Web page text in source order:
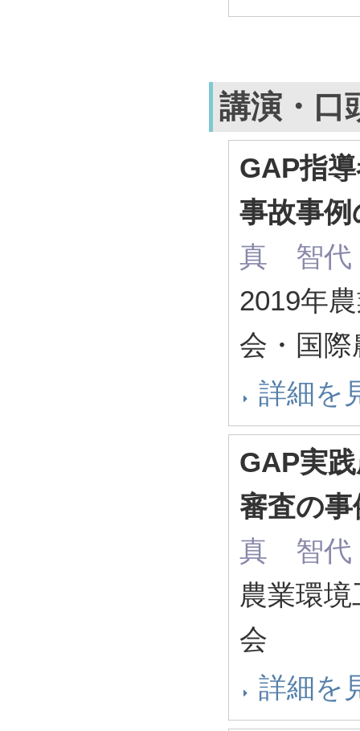
講演・口
GAP指
事故事
真 智代
2019年
会・国
詳細を
GAP実
審査の
真 智代
農業環
会
詳細を